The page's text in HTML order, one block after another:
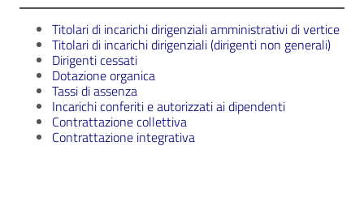
Titolari di incarichi dirigenziali amministrativi di vertice
Titolari di incarichi dirigenziali (dirigenti non generali)
Dirigenti cessati
Dotazione organica
Tassi di assenza
Incarichi conferiti e autorizzati ai dipendenti
Contrattazione collettiva
Contrattazione integrativa